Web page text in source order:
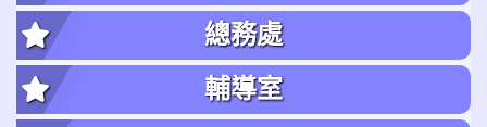
總務處
輔導室